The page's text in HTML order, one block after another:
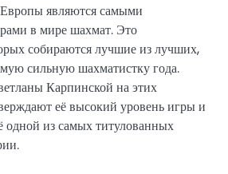
являются самыми
в мире шахмат. Это
собираются лучшие из лучших,
сильную шахматистку года.
Карпинской на этих
её высокий уровень игры и
одной из самых титулованных